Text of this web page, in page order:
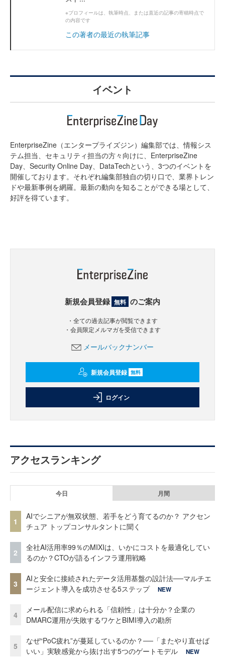
※プロフィールは、執筆時点、または直近の記事の寄稿時点で
の内容です
この著者の最近の執筆記事
イベント
EnterpriseZine（エンタープライズジン）編集部では、情報シス
テム担当、セキュリティ担当の方々向けに、EnterpriseZine
Day、Security Online Day、DataTechという、3つのイベントを
開催しております。それぞれ編集部独自の切り口で、業界トレン
ドや最新事例を網羅。最新の動向を知ることができる場として、
好評を得ています。
新規会員登録 無料 のご案内
・全ての過去記事が閲覧できます
・会員限定メルマガを受信できます
メールバックナンバー
新規会員登録 無料
ログイン
アクセスランキング
今日 月間
1
AIでシニアが無双状態、若手をどう育てるのか？ アクセン
チュア トップコンサルタントに聞く
2
全社AI活用率99％のMIXIは、いかにコストを最適化してい
るのか？CTOが語るインフラ運用戦略
3
AIと安全に接続されたデータ活用基盤の設計法──マルチエ
ージェント導入を成功させる5ステップ
NEW
4
メール配信に求められる「信頼性」は十分か？企業の
DMARC運用が失敗するワケとBIMI導入の勘所
5
なぜ“PoC疲れ”が蔓延しているのか？──「またやり直せば
いい」実験感覚から抜け出す5つのゲートモデル
NEW